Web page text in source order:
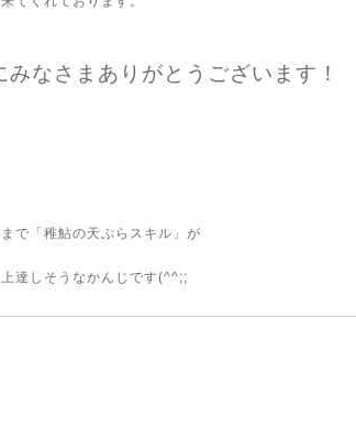
みなさまありがとうございます！
で「稚鮎の天ぷらスキル」が
達しそうなかんじです(^^;;